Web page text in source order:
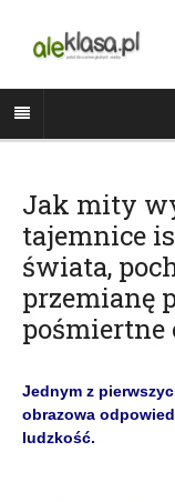
Jak mity
tajemnice
świata,
przemianę
pośmiertne
Jednym z
obrazowa
ludzkość.